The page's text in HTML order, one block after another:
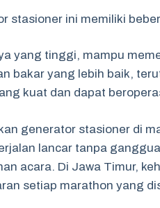
stasioner ini memiliki
yang tinggi, mampu
bakar yang lebih baik,
kuat dan dapat
generator stasioner di
lancar tanpa
acara. Di Jawa Timur,
setiap marathon yang